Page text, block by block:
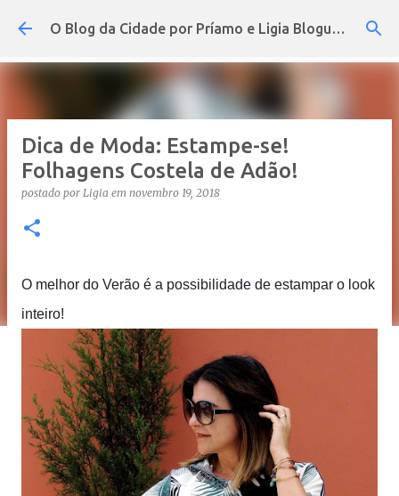
Pular para o conteúdo principal O Blog da Cidade por Príamo e Ligia Blogueira
Dica de Moda: Estampe-se!
Folhagens Costela de Adão!
postado por Ligia em novembro 19, 2018
O melhor do Verão é a possibilidade de estampar o look
inteiro!